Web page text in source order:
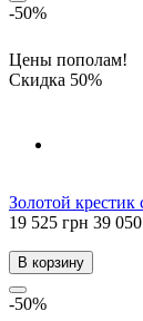
-50%
Цены пополам!
Скидка 50%
Золотой
19 525 грн 39
В корзину
-50%